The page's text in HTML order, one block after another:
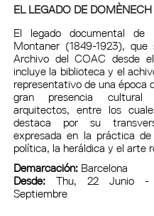
EL LEGADO DE
El legado documental de
Montaner (1849-1923),
Archivo del COAC desde
incluye la biblioteca y el
representativo de una época
gran presencia
arquitectos, entre los
destaca por su
expresada en la práctica
política, la heráldica y el arte
Demarcación: Barcelona
Desde: Thu, 22 Junio -
Septiembre